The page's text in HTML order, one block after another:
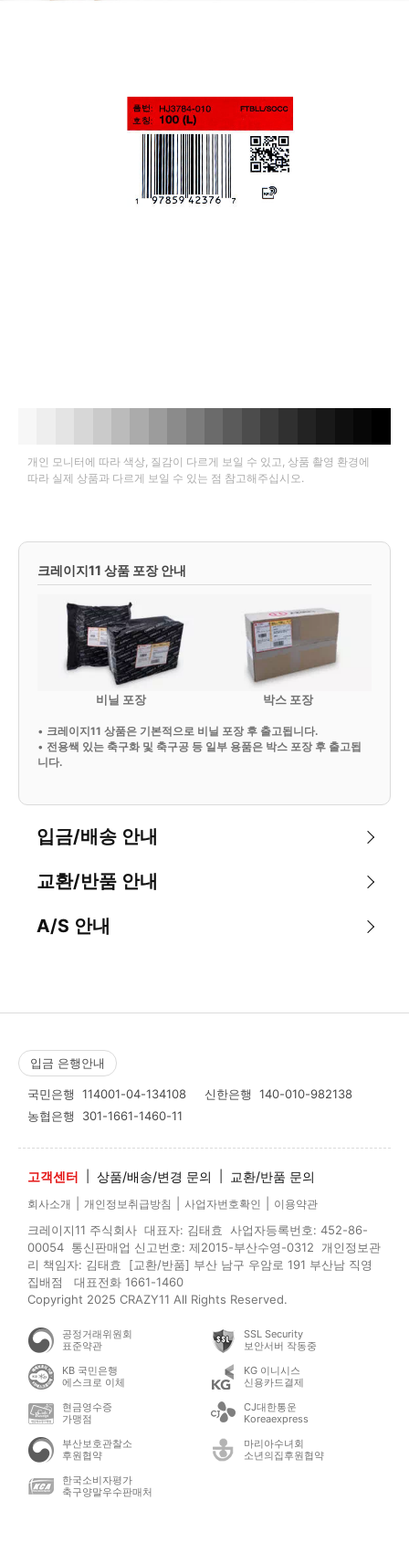
개인 모니터에 따라 색상, 질감이 다르게 보일 수 있고, 상품 촬영 환경에
따라 실제 상품과 다르게 보일 수 있는 점 참고해주십시오.
크레이지11 상품 포장 안내
비닐 포장 박스 포장
• 크레이지11 상품은 기본적으로 비닐 포장 후 출고됩니다.
• 전용쌕 있는 축구화 및 축구공 등 일부 용품은 박스 포장 후 출고됩
니다.
입금/배송 안내
교환/반품 안내
A/S 안내
입금 은행안내
국민은행 114001-04-134108 신한은행 140-010-982138
농협은행 301-1661-1460-11
고객센터 상품/배송/변경 문의 교환/반품 문의
회사소개 개인정보취급방침 사업자번호확인 이용약관
크레이지11 주식회사 대표자: 김태효 사업자등록번호: 452-86-
00054 통신판매업 신고번호: 제2015-부산수영-0312 개인정보관
리 책임자: 김태효 [교환/반품] 부산 남구 우암로 191 부산남 직영
집배점 대표전화 1661-1460
Copyright 2025 CRAZY11 All Rights Reserved.
공정거래위원회
표준약관
SSL Security
보안서버 작동중
KB 국민은행
에스크로 이체
KG 이니시스
신용카드결제
현금영수증
가맹점
CJ대한통운
Koreaexpress
부산보호관찰소
후원협약
마리아수녀회
소년의집후원협약
한국소비자평가
축구양말우수판매처